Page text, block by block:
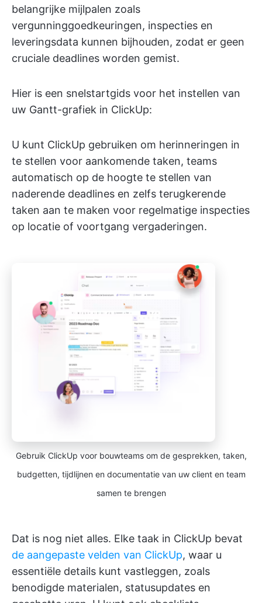
belangrijke mijlpalen zoals
vergunninggoedkeuringen, inspecties en
leveringsdata kunnen bijhouden, zodat er geen
cruciale deadlines worden gemist.
Hier is een snelstartgids voor het instellen van
uw Gantt-grafiek in ClickUp:
U kunt ClickUp gebruiken om herinneringen in
te stellen voor aankomende taken, teams
automatisch op de hoogte te stellen van
naderende deadlines en zelfs terugkerende
taken aan te maken voor regelmatige inspecties
op locatie of voortgang vergaderingen.
Gebruik ClickUp voor bouwteams om de gesprekken, taken,
budgetten, tijdlijnen en documentatie van uw client en team
samen te brengen
Dat is nog niet alles. Elke taak in ClickUp bevat
de aangepaste velden van ClickUp, waar u
essentiële details kunt vastleggen, zoals
benodigde materialen, statusupdates en